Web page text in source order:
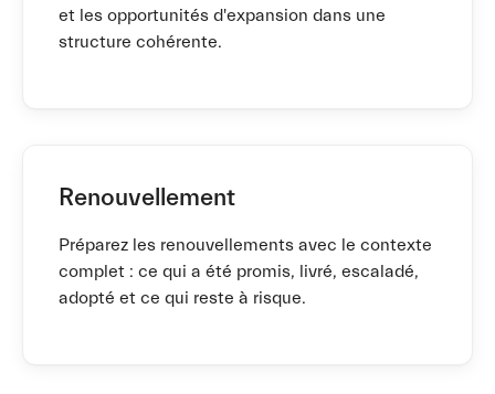
et les opportunités d'expansion dans une
structure cohérente.
Renouvellement
Préparez les renouvellements avec le contexte
complet : ce qui a été promis, livré, escaladé,
adopté et ce qui reste à risque.